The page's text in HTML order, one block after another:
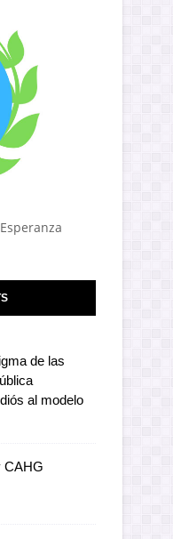
de las
al modelo
CAHG